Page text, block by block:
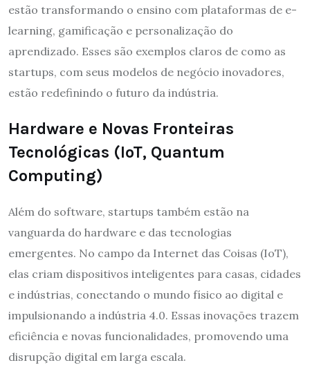
estão transformando o ensino com plataformas de e-
learning, gamificação e personalização do
aprendizado. Esses são exemplos claros de como as
startups, com seus modelos de negócio inovadores,
estão redefinindo o futuro da indústria.
Hardware e Novas Fronteiras
Tecnológicas (IoT, Quantum
Computing)
Além do software, startups também estão na
vanguarda do hardware e das tecnologias
emergentes. No campo da Internet das Coisas (IoT),
elas criam dispositivos inteligentes para casas, cidades
e indústrias, conectando o mundo físico ao digital e
impulsionando a indústria 4.0. Essas inovações trazem
eficiência e novas funcionalidades, promovendo uma
disrupção digital em larga escala.